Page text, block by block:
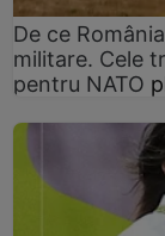
De ce
militare. Cele
pentru NATO